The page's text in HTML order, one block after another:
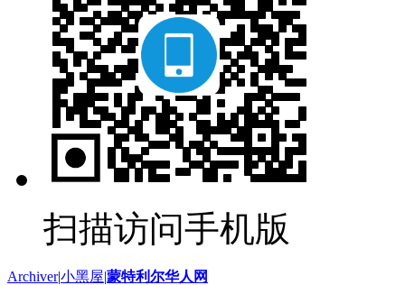
扫描访问手机版
Archiver|小黑屋|蒙特利尔华人网